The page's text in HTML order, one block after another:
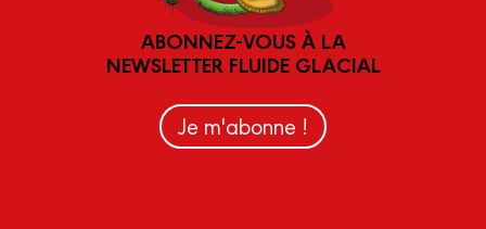
ABONNEZ-VOUS À LA
NEWSLETTER FLUIDE GLACIAL
Je m'abonne !